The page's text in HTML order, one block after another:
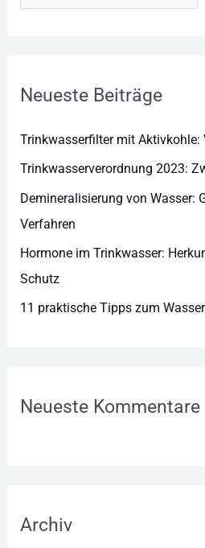
Neueste Beiträge
Trinkwasserfilter mit Aktivkohle:
Trinkwasserverordnung 2023:
Demineralisierung von Wasser:
Verfahren
Hormone im Trinkwasser:
Schutz
11 praktische Tipps zum
Neueste Kommentare
Archiv
e
r
e
n